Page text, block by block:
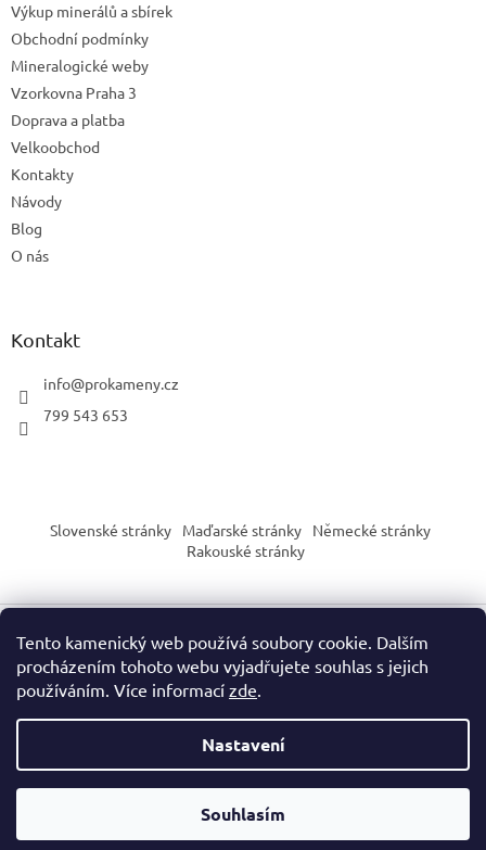
Tento kamenický web používá soubory cookie. Dalším
procházením tohoto webu vyjadřujete souhlas s jejich
používáním. Více informací zde.
Nastavení
Souhlasím
Výkup minerálů a sbírek
Obchodní podmínky
Mineralogické weby
Vzorkovna Praha 3
Doprava a platba
Velkoobchod
Kontakty
Návody
Blog
O nás
Kontakt
info@prokameny.cz
799 543 653
Slovenské stránky Maďarské stránky
Německé stránky
Rakouské stránky
Vytvořil Shoptet
Copyright 2026PROkameny.cz. Všechna práva vyhrazena.
Upozornění dle nařízení EU o bezpečnosti výrobků (GPSR):
dekorační účely. Nejsou určeny jako hračka ani pro děti do 3 let.
Zacházejte s každým produktem s ohledem na jeho specifické